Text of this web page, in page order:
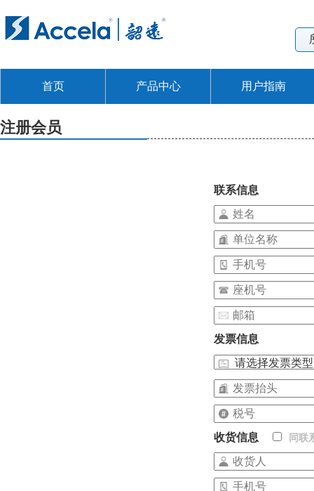
首页 产品中心 用户指南
注册会员
联系信息
发票信息
收货信息 同联